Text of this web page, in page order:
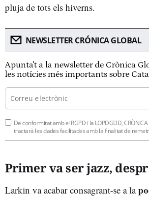
pluja de tots els hiverns.
NEWSLETTER CRÓNICA GLOBAL
Apunta't a la newsletter de Crònica
les notícies més importants sobre
De conformitat amb el RGPD i la LOPDGDD, CRÒNICA
tractarà les dades facilitades amb la finalitat de
Primer va ser jazz,
Larkin va acabar consagrant-se a la